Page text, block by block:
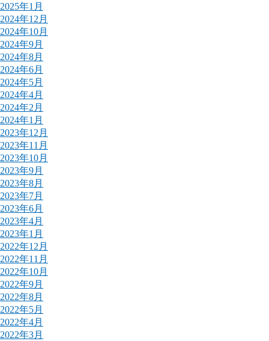
2025年1月
2024年12月
2024年10月
2024年9月
2024年8月
2024年6月
2024年5月
2024年4月
2024年2月
2024年1月
2023年12月
2023年11月
2023年10月
2023年9月
2023年8月
2023年7月
2023年6月
2023年4月
2023年1月
2022年12月
2022年11月
2022年10月
2022年9月
2022年8月
2022年5月
2022年4月
2022年3月